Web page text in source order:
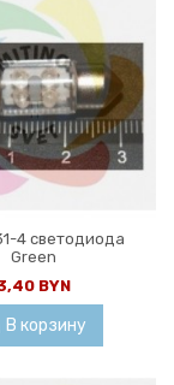
4 светодиода
Green
BYN
В корзину